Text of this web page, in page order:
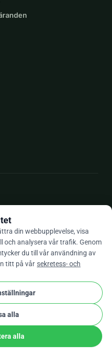
omdömen
och cookies
Verifierad Partner
din webbupplevelse, visa
och analysera vår trafik. Genom
du till vår användning av
titt på vår sekretess- och
alla
alla